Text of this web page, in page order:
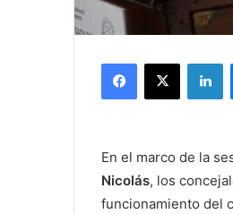
X LinkedIn
En el marco de la
Nicolás, los
funcionamiento del